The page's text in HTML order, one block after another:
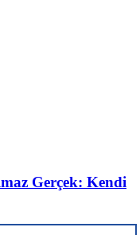
Gerçek: Kendi